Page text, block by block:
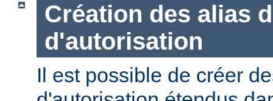
Création des alias
d'autorisation
Il est possible de créer